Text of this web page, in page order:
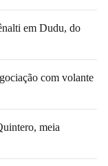
em Dudu, do
com volante
meia